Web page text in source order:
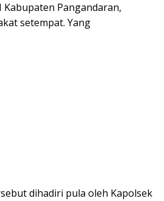
Pangandaran,
setempat. Yang
dihadiri pula oleh Kapolsek